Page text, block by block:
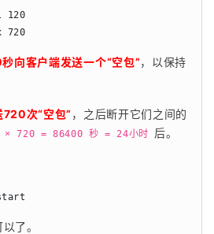
120
720
向客户端发送一个“空包”，以保持
720次“空包”，之后断开它们之间的
× 720 = 86400 秒 = 24小时 后。
了。